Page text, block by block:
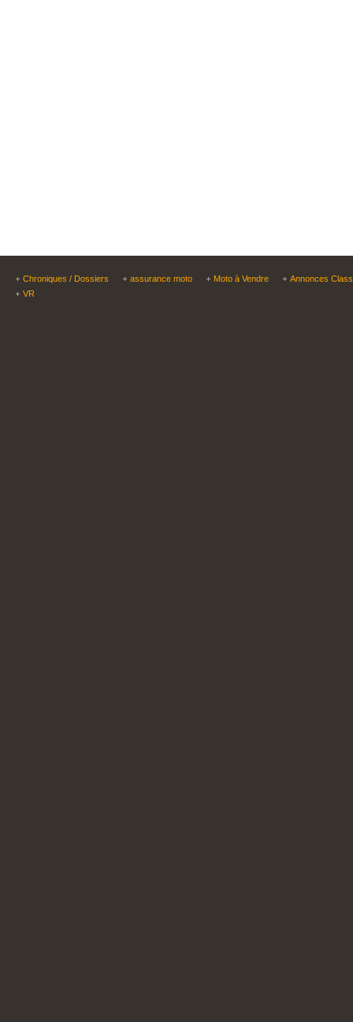
Chroniques / Dossiers assurance moto Moto à Vendre
Annonces
VR